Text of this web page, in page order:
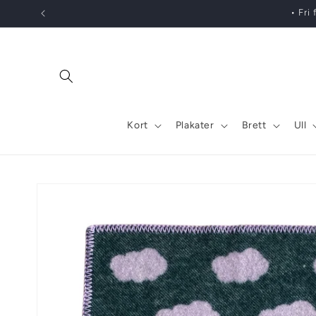
videre til
innholdet
• Fri
Kort Plakater Brett Ull